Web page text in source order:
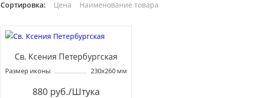
у
Сортировка: Цена Наименование товара
Св. Ксения Петербургская
Размер иконы 230х260 мм
880руб./Штука